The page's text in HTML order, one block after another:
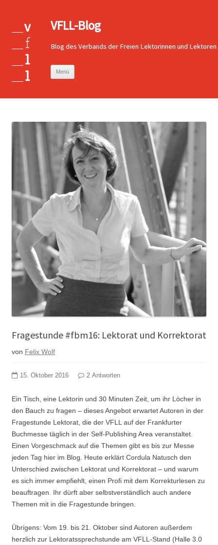
VFLL-Blog
Blog des Verbands der Freien Lektorinnen und Lektoren
Menü
Fragestunde #fbm16: Lektorat und Korrektorat
von Felix Wolf
15. Oktober 2016 2 Antworten
Ein Tisch, eine Lektorin und 30 Minuten Zeit, um ihr Löcher in
den Bauch zu fragen – dieses Angebot erwartet Autoren in der
Fragestunde Lektorat, die der VFLL auf der Frankfurter
Buchmesse täglich in der Self-Publishing Area veranstaltet.
Einen Vorgeschmack auf die Themen gibt es bis zur Messe
jeden Tag hier im Blog. Heute erklärt Cordula Natusch den
Unterschied zwischen Lektorat und Korrektorat – und warum
es sich immer empfiehlt, einen Profi mit dem Korrekturlesen zu
beauftragen. Ihr dürft aber selbstverständlich auch andere
Themen mit in die Fragestunde bringen.
Übrigens: Vom 19. bis 21. Oktober sind Autoren außerdem
herzlich zur Lektoratssprechstunde am VFLL-Stand (Halle 3.0